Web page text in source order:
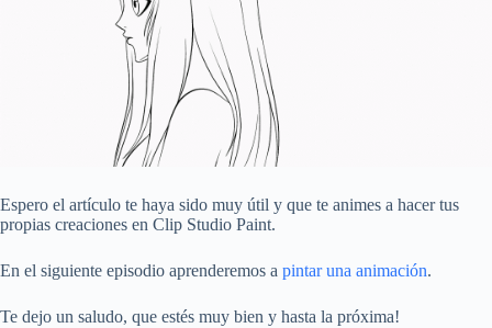
Espero el artículo te haya sido muy útil y que te animes a hacer tus
propias creaciones en Clip Studio Paint.
En el siguiente episodio aprenderemos a pintar una animación.
Te dejo un saludo, que estés muy bien y hasta la próxima!